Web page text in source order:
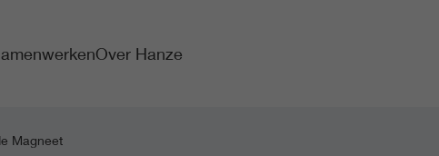
Over Hanze
Magneet